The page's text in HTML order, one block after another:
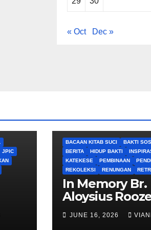
« Oct Dec »
JPIC
BACAAN KITAB SUCI
BAKTI
BERITA
HIDUP BAKTI
KATEKESE
PEMBINAAN
REKOLEKSI
RENUNGAN
In Memory Br.
Aloysius
JUNE 16, 2026